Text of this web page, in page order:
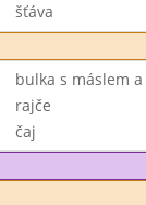
šťáva
bulka s máslem
rajče
čaj